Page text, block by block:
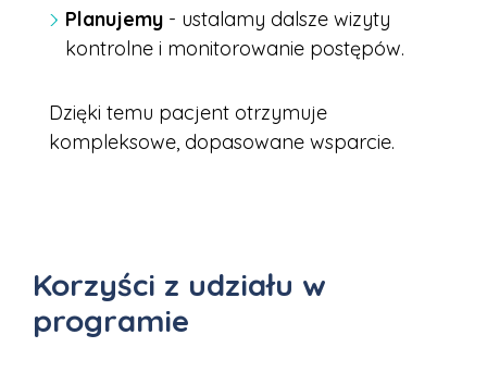
Planujemy - ustalamy dalsze wizyty
kontrolne i monitorowanie postępów.
Dzięki temu pacjent otrzymuje
kompleksowe, dopasowane wsparcie.
Korzyści z udziału w
programie